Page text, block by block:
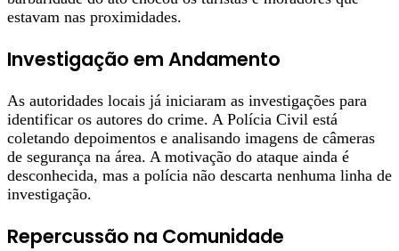
estavam nas proximidades.
Investigação em Andamento
As autoridades locais já iniciaram as investigações para
identificar os autores do crime. A Polícia Civil está
coletando depoimentos e analisando imagens de câmeras
de segurança na área. A motivação do ataque ainda é
desconhecida, mas a polícia não descarta nenhuma linha de
investigação.
Repercussão na Comunidade